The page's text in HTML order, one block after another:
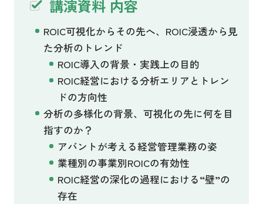
講演資料 内容
ROIC可視化からその先へ、ROIC浸透から見
た分析のトレンド
ROIC導入の背景・実践上の目的
ROIC経営における分析エリアとトレン
ドの方向性
分析の多様化の背景、可視化の先に何を目
指すのか？
アバントが考える経営管理業務の姿
業種別の事業別ROICの有効性
ROIC経営の深化の過程における“壁”の
存在